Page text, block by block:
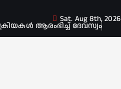
ആരംഭിച്ച് ദേവസ്വം
Sat. Aug 8th, 2026